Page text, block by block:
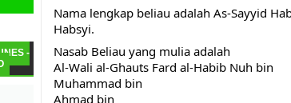
-
Nama lengkap beliau adalah As-Sayyid
Habsyi.
Nasab Beliau yang mulia adalah
Al-Wali al-Ghauts Fard al-Habib Nuh bin
Muhammad bin
Ahmad bin